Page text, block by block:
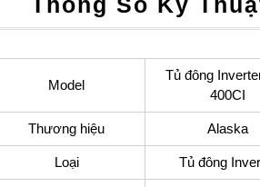
Model
Tủ đông
400CI
Thương hiệu Alaska
Loại Tủ đông